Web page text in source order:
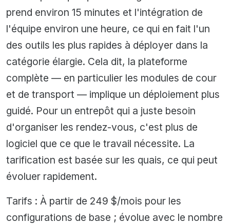
prend environ 15 minutes et l'intégration de
l'équipe environ une heure, ce qui en fait l'un
des outils les plus rapides à déployer dans la
catégorie élargie. Cela dit, la plateforme
complète — en particulier les modules de cour
et de transport — implique un déploiement plus
guidé. Pour un entrepôt qui a juste besoin
d'organiser les rendez-vous, c'est plus de
logiciel que ce que le travail nécessite. La
tarification est basée sur les quais, ce qui peut
évoluer rapidement.
Tarifs : À partir de 249 $/mois pour les
configurations de base ; évolue avec le nombre